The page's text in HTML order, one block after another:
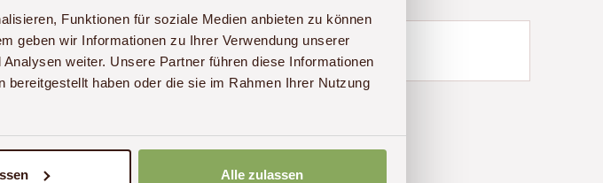
Funktionen für soziale Medien anbieten zu können
geben wir Informationen zu Ihrer Verwendung unserer
weiter. Unsere Partner führen diese Informationen
haben oder die sie im Rahmen Ihrer Nutzung
Alle zulassen